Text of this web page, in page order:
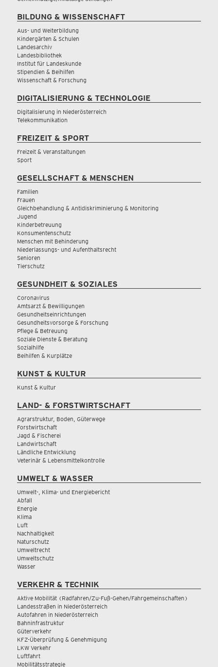
BILDUNG & WISSENSCHAFT
Aus- und Weiterbildung
Kindergärten & Schulen
Landesarchiv
Landesbibliothek
Institut für Landeskunde
Stipendien & Beihilfen
Wissenschaft & Forschung
DIGITALISIERUNG & TECHNOLOGIE
Digitalisierung in Niederösterreich
Telekommunikation
FREIZEIT & SPORT
Freizeit & Veranstaltungen
Sport
GESELLSCHAFT & MENSCHEN
Familien
Frauen
Gleichbehandlung & Antidiskriminierung & Monitoring
Jugend
Kinderbetreuung
Konsumentenschutz
Menschen mit Behinderung
Niederlassungs- und Aufenthaltsrecht
Senioren
Tierschutz
GESUNDHEIT & SOZIALES
Coronavirus
Amtsarzt & Bewilligungen
Gesundheitseinrichtungen
Gesundheitsvorsorge & Forschung
Pflege & Betreuung
Soziale Dienste & Beratung
Sozialhilfe
Beihilfen & Kurplätze
KUNST & KULTUR
Kunst & Kultur
LAND- & FORSTWIRTSCHAFT
Agrarstruktur, Boden, Güterwege
Forstwirtschaft
Jagd & Fischerei
Landwirtschaft
Ländliche Entwicklung
Veterinär & Lebensmittelkontrolle
UMWELT & WASSER
Umwelt-, Klima- und Energiebericht
Abfall
Energie
Klima
Luft
Nachhaltigkeit
Naturschutz
Umweltrecht
Umweltschutz
Wasser
VERKEHR & TECHNIK
Aktive Mobilität (Radfahren/Zu-Fuß-Gehen/Fahrgemeinschaften)
Landesstraßen in Niederösterreich
Autofahren in Niederösterreich
Bahninfrastruktur
Güterverkehr
KFZ-Überprüfung & Genehmigung
LKW Verkehr
Luftfahrt
Mobilitätsstrategie